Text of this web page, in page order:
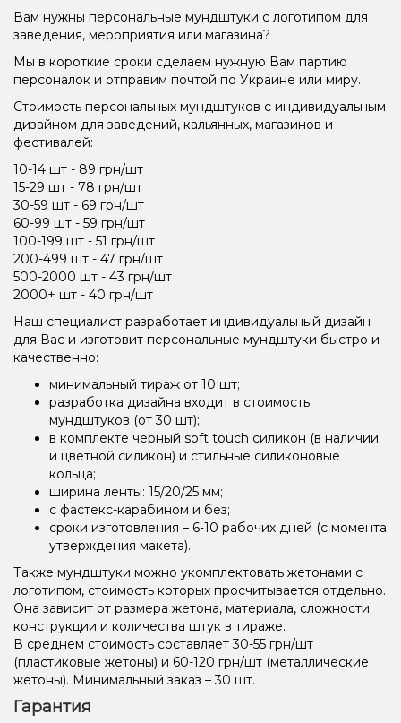
Вам нужны персональные мундштуки с логотипом для
заведения, мероприятия или магазина?
Мы в короткие сроки сделаем нужную Вам партию
персоналок и отправим почтой по Украине или миру.
Стоимость персональных мундштуков с индивидуальным
дизайном для заведений, кальянных, магазинов и
фестивалей:
10-14 шт - 89 грн/шт
15-29 шт - 78 грн/шт
30-59 шт - 69 грн/шт
60-99 шт - 59 грн/шт
100-199 шт - 51 грн/шт
200-499 шт - 47 грн/шт
500-2000 шт - 43 грн/шт
2000+ шт - 40 грн/шт
Наш специалист разработает индивидуальный дизайн
для Вас и изготовит персональные мундштуки быстро и
качественно:
минимальный тираж от 10 шт;
разработка дизайна входит в стоимость
мундштуков (от 30 шт);
в комплекте черный soft touch силикон (в наличии
и цветной силикон) и стильные силиконовые
кольца;
ширина ленты: 15/20/25 мм;
с фастекс-карабином и без;
сроки изготовления – 6-10 рабочих дней (с момента
утверждения макета).
Также мундштуки можно укомплектовать жетонами с
логотипом, стоимость которых просчитывается отдельно.
Она зависит от размера жетона, материала, сложности
конструкции и количества штук в тираже.
В среднем стоимость составляет 30-55 грн/шт
(пластиковые жетоны) и 60-120 грн/шт (металлические
жетоны). Минимальный заказ – 30 шт.
Гарантия